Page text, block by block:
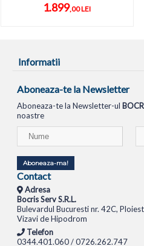
1.899,00 LEI
Informatii
Aboneaza-te la Newsletter
Aboneaza-te la Newsletter-ul
noastre
Aboneaza-ma!
Contact
Adresa
Bocris Serv S.R.L.
Bulevardul Bucuresti nr. 42C,
Vizavi de Hipodrom
Telefon
0344.401.060 / 0726.262.747